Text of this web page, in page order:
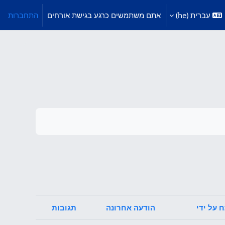
עברית ‎(he)‎ אתם משתמשים כרגע בגישת אורחים התחברות
על ידי הודעה אחרונה
תגובות